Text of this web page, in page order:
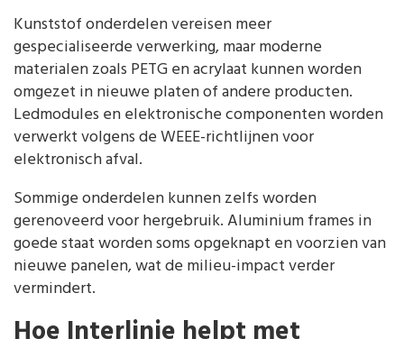
Kunststof onderdelen vereisen meer
gespecialiseerde verwerking, maar moderne
materialen zoals PETG en acrylaat kunnen worden
omgezet in nieuwe platen of andere producten.
Ledmodules en elektronische componenten worden
verwerkt volgens de WEEE-richtlijnen voor
elektronisch afval.
Sommige onderdelen kunnen zelfs worden
gerenoveerd voor hergebruik. Aluminium frames in
goede staat worden soms opgeknapt en voorzien van
nieuwe panelen, wat de milieu-impact verder
vermindert.